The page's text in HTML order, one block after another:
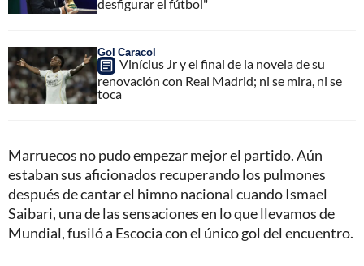
desfigurar el fútbol"
Gol Caracol
Vinícius Jr y el final de la novela de su
renovación con Real Madrid; ni se mira, ni se
toca
Marruecos no pudo empezar mejor el partido. Aún
estaban sus aficionados recuperando los pulmones
después de cantar el himno nacional cuando Ismael
Saibari, una de las sensaciones en lo que llevamos de
Mundial, fusiló a Escocia con el único gol del encuentro.